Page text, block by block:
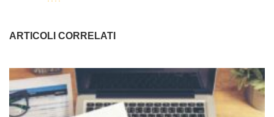
ARTICOLI CORRELATI